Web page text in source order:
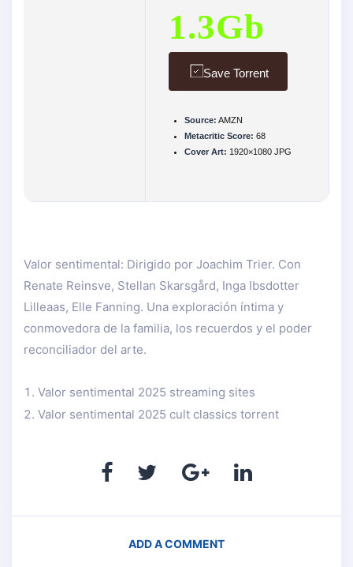
1.3Gb
Save Torrent
Source: AMZN
Metacritic Score: 68
Cover Art: 1920×1080 JPG
Valor sentimental: Dirigido por Joachim Trier. Con
Renate Reinsve, Stellan Skarsgård, Inga Ibsdotter
Lilleaas, Elle Fanning. Una exploración íntima y
conmovedora de la familia, los recuerdos y el poder
reconciliador del arte.
Valor sentimental 2025 streaming sites
Valor sentimental 2025 cult classics torrent
ADD A COMMENT